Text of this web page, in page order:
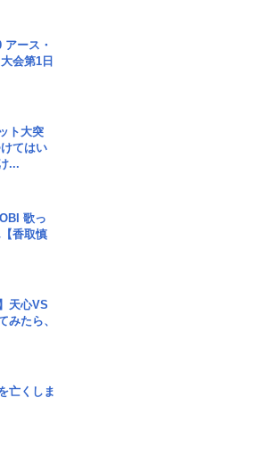
アース・
会第1日
ト大突
てはい
...
歌っ
香取慎
天心VS
みたら、
亡くしま